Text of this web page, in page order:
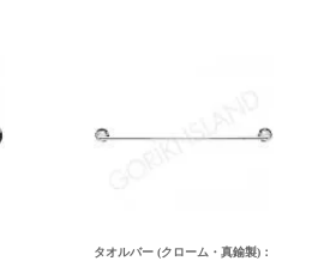
タオルバー (クローム・真鍮製)：